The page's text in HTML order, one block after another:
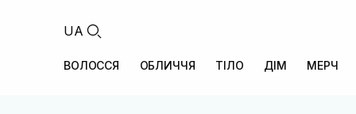
UA
ВОЛОССЯ ОБЛИЧЧЯ ТІЛО ДІМ МЕРЧ